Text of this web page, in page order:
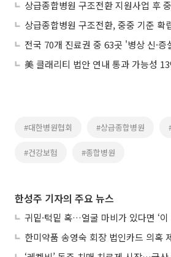
상급종합병원 구조전환 지원사업 후
전국 70개 진료권 중 63곳 '병상 신·증
#대한병원협회 #상급종합병원
#건강보험 #종합병원
한성주 기자의 주요 뉴스
귀밑·턱밑 혹…얼굴 마비가 있다면 ‘이